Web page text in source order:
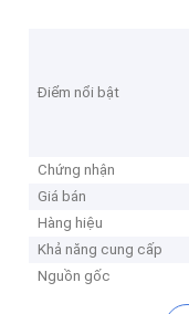
Điểm nổi bật
Chứng nhận
Giá bán
Hàng hiệu
Khả năng cung cấp
Nguồn gốc